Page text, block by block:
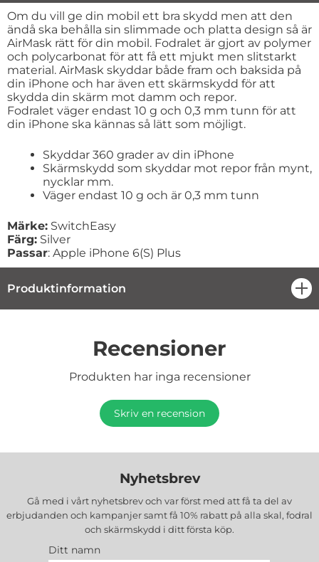
Produktbeskrivning
Om du vill ge din mobil ett bra skydd men att den
ändå ska behålla sin slimmade och platta design så är
AirMask rätt för din mobil. Fodralet är gjort av polymer
och polycarbonat för att få ett mjukt men slitstarkt
material. AirMask skyddar både fram och baksida på
din iPhone och har även ett skärmskydd för att
skydda din skärm mot damm och repor.
Fodralet väger endast 10 g och 0,3 mm tunn för att
din iPhone ska kännas så lätt som möjligt.
Skyddar 360 grader av din iPhone
Skärmskydd som skyddar mot repor från mynt,
nycklar mm.
Väger endast 10 g och är 0,3 mm tunn
Märke: SwitchEasy
Färg: Silver
Passar: Apple iPhone 6(S) Plus
Produktinformation
Recensioner
Produkten har inga recensioner
Skriv en recension
Nyhetsbrev
Gå med i vårt nyhetsbrev och var först med att få ta del av
erbjudanden och kampanjer samt få 10% rabatt på alla skal, fodral
och skärmskydd i ditt första köp.
Ditt namn